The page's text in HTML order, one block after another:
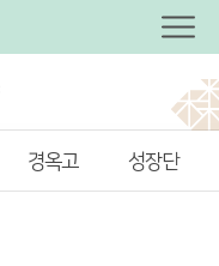
경옥고 성장단